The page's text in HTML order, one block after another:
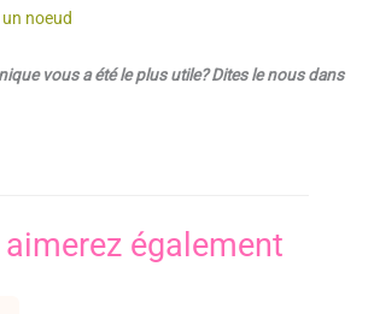
noeud
vous a été le plus utile? Dites le nous dans
également